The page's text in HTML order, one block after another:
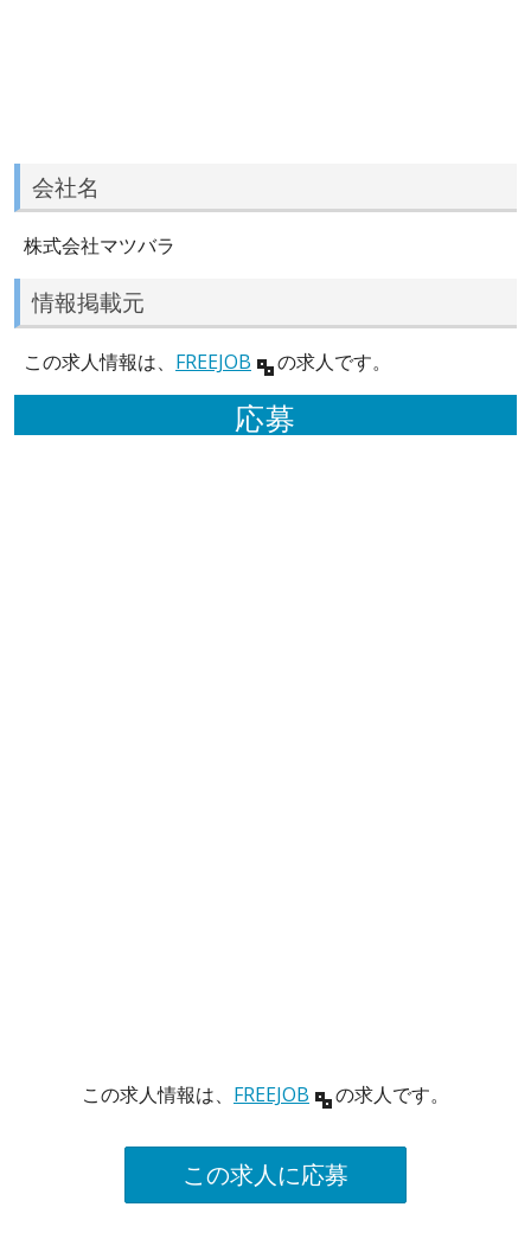
会社名
株式会社マツバラ
情報掲載元
この求人情報は、 FREEJOB の求人です。
応募
この求人情報は、 FREEJOB の求人です。
この求人に応募